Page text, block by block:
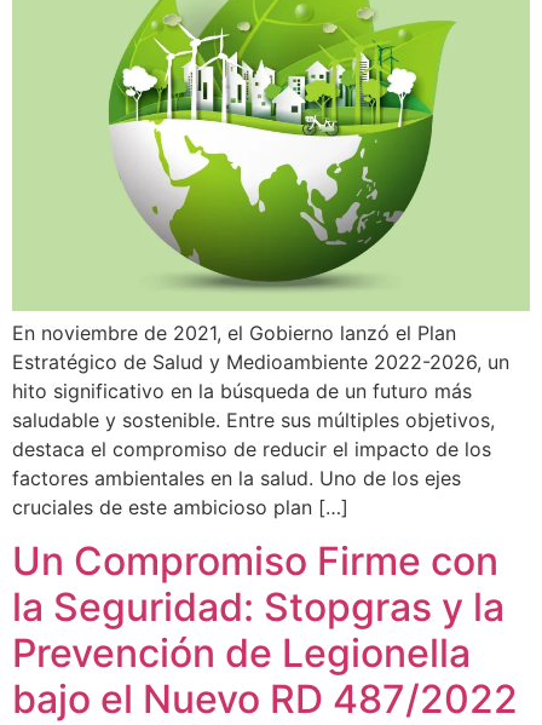
En noviembre de 2021, el Gobierno lanzó el Plan
Estratégico de Salud y Medioambiente 2022-2026, un
hito significativo en la búsqueda de un futuro más
saludable y sostenible. Entre sus múltiples objetivos,
destaca el compromiso de reducir el impacto de los
factores ambientales en la salud. Uno de los ejes
cruciales de este ambicioso plan […]
Un Compromiso Firme con
la Seguridad: Stopgras y la
Prevención de Legionella
bajo el Nuevo RD 487/2022